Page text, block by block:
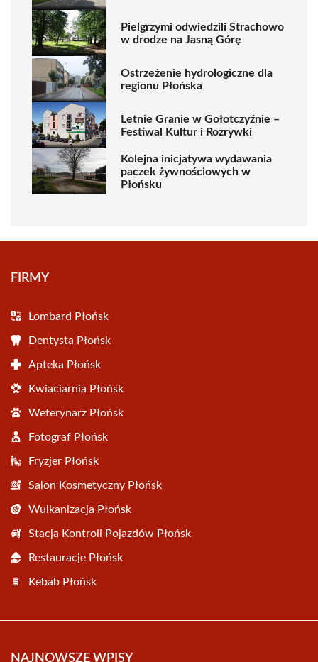
Pielgrzymi odwiedzili Strachowo
w drodze na Jasną Górę
Ostrzeżenie hydrologiczne dla
regionu Płońska
Letnie Granie w Gołotczyźnie –
Festiwal Kultur i Rozrywki
Kolejna inicjatywa wydawania
paczek żywnościowych w
Płońsku
FIRMY
Lombard Płońsk
Dentysta Płońsk
Apteka Płońsk
Kwiaciarnia Płońsk
Weterynarz Płońsk
Fotograf Płońsk
Fryzjer Płońsk
Salon Kosmetyczny Płońsk
Wulkanizacja Płońsk
Stacja Kontroli Pojazdów Płońsk
Restauracje Płońsk
Kebab Płońsk
NAJNOWSZE WPISY